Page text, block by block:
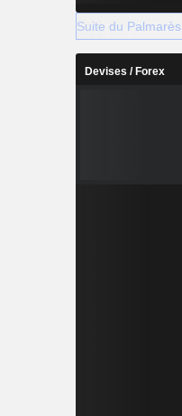
Suite du Palmarès
Devises / Forex